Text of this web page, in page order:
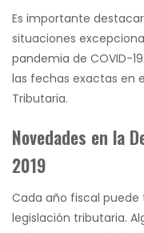
Es importante
situaciones
pandemia de COVID-
las fechas exactas en
Tributaria.
Novedades en la
2019
Cada año fiscal
legislación tributaria.